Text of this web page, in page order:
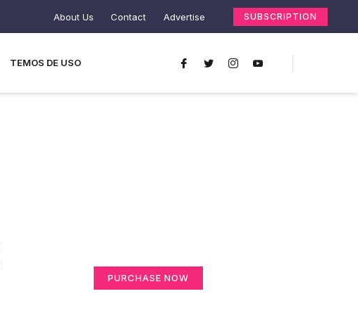
About Us Contact Advertise SUBSCRIPTION
TEMOS DE USO
PURCHASE NOW